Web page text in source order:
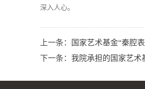
深入人心。
上一条：
国家艺术基金“秦腔
下一条： 我院承担的国家艺术